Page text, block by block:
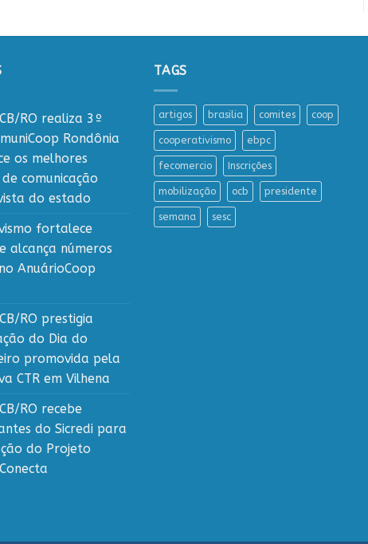
RO realiza 3º
Rondônia
os melhores
comunicação
do estado
fortalece
alcança números
AnuárioCoop
RO prestigia
do Dia do
promovida pela
CTR em Vilhena
RO recebe
do Sicredi para
do Projeto
TAGS
artigos brasilia comites coop
cooperativismo ebpc
fecomercio Inscrições
mobilização ocb presidente
semana sesc